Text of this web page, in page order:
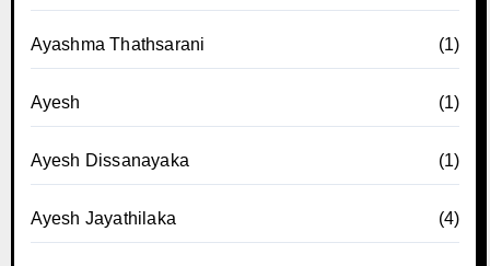
Ayashma Thathsarani (1)
Ayesh (1)
Ayesh Dissanayaka (1)
Ayesh Jayathilaka (4)